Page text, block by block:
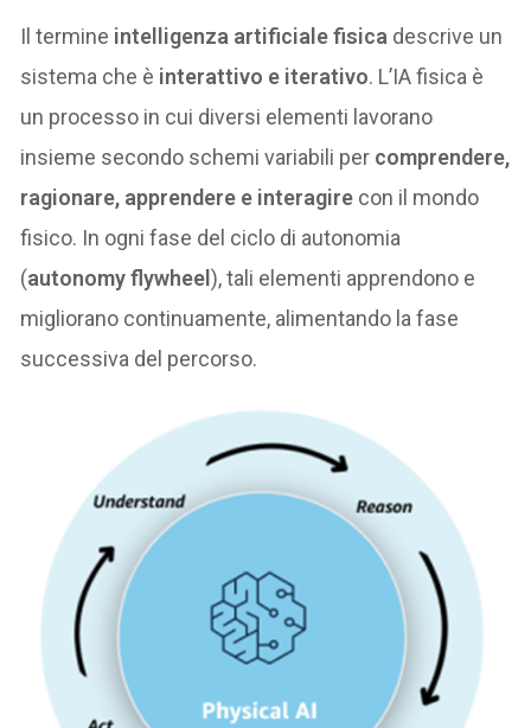
Il termine intelligenza artificiale fisica descrive un
sistema che è interattivo e iterativo. L’IA fisica è
un processo in cui diversi elementi lavorano
insieme secondo schemi variabili per comprendere,
ragionare, apprendere e interagire con il mondo
fisico. In ogni fase del ciclo di autonomia
(autonomy flywheel), tali elementi apprendono e
migliorano continuamente, alimentando la fase
successiva del percorso.